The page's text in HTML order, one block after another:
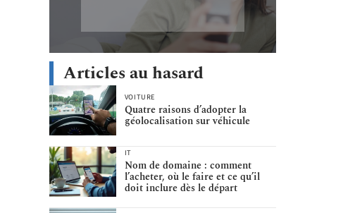
Articles au hasard
VOITURE
Quatre raisons d’adopter la
géolocalisation sur véhicule
IT
Nom de domaine : comment
l’acheter, où le faire et ce qu’il
doit inclure dès le départ